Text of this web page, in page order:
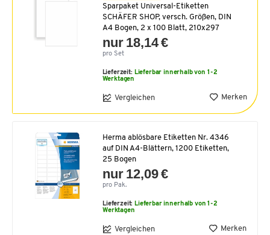
Sparpaket Universal-Etiketten
SCHÄFER SHOP, versch. Größen, DIN
A4 Bogen, 2 x 100 Blatt, 210x297
nur 18,14 €
pro Set
Lieferzeit: Lieferbar innerhalb von 1-2
Werktagen
Vergleichen Merken
Herma ablösbare Etiketten Nr. 4346
auf DIN A4-Blättern, 1200 Etiketten,
25 Bogen
nur 12,09 €
pro Pak.
Lieferzeit:Lieferbar innerhalb von 1-2
Werktagen
Vergleichen Merken